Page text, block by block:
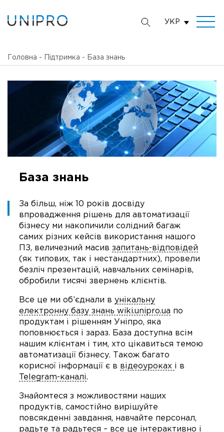
УКР
Головна - Підтримка - База знань
База знань
За більш, ніж 10 років досвіду
впровадження рішень для автоматизації
бізнесу ми накопичили солідний багаж
самих різних кейсів використання нашого
ПЗ, величезний масив запитань-відповідей
(як типових, так і нестандартних), провели
безліч презентацій, навчальних семінарів,
обробили тисячі звернень клієнтів.
Все це ми об’єднали в унікальну
електронну базу знань wiki.unipro.ua по
продуктам і рішенням Уніпро, яка
поповнюється і зараз. База доступна всім
нашим клієнтам і тим, хто цікавиться темою
автоматизації бізнесу. Також багато
корисної інформації є в відеоуроках і в
Telegram-каналі.
Знайомтеся з можливостями наших
продуктів, самостійно вирішуйте
повсякденні завдання, навчайте персонал,
радьте та радьтеся – все це інтерактивно і